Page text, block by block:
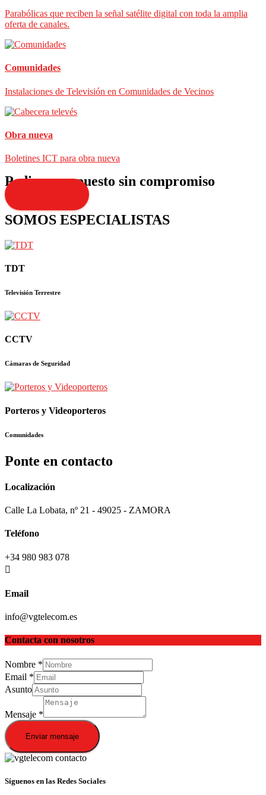
Parabólicas que reciben la señal satélite digital con toda la amplia
oferta de canales.
Comunidades
Instalaciones de Televisión en Comunidades de Vecinos
Obra nueva
Boletines ICT para obra nueva
Pedir presupuesto sin compromiso
SOMOS ESPECIALISTAS
TDT
Televisión Terrestre
CCTV
Cámaras de Seguridad
Porteros y Videoporteros
Comunidades
Ponte en contacto
Localización
Calle La Lobata, nº 21 - 49025 - ZAMORA
Teléfono
+34 980 983 078
Email
info@vgtelecom.es
Contacta con nosotros
Nombre *
Email *
Asunto
Mensaje *
Enviar mensaje
Síguenos en las Redes Sociales